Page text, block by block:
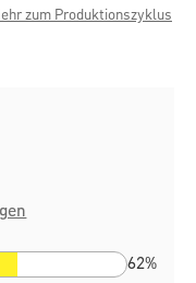
zum Produktionszyklus
5 Sternen
62%